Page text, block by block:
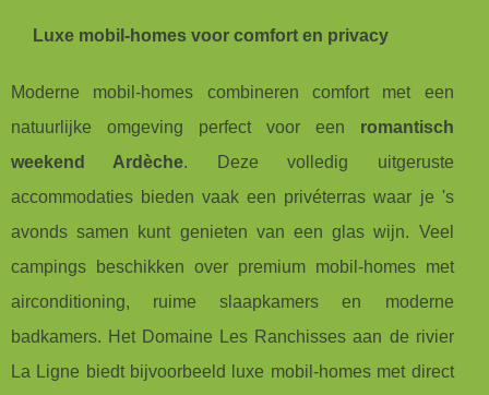
Luxe mobil-homes voor comfort en privacy
Moderne mobil-homes combineren comfort met een
natuurlijke omgeving perfect voor een romantisch
weekend Ardèche. Deze volledig uitgeruste
accommodaties bieden vaak een privéterras waar je 's
avonds samen kunt genieten van een glas wijn. Veel
campings beschikken over premium mobil-homes met
airconditioning, ruime slaapkamers en moderne
badkamers. Het Domaine Les Ranchisses aan de rivier
La Ligne biedt bijvoorbeeld luxe mobil-homes met direct